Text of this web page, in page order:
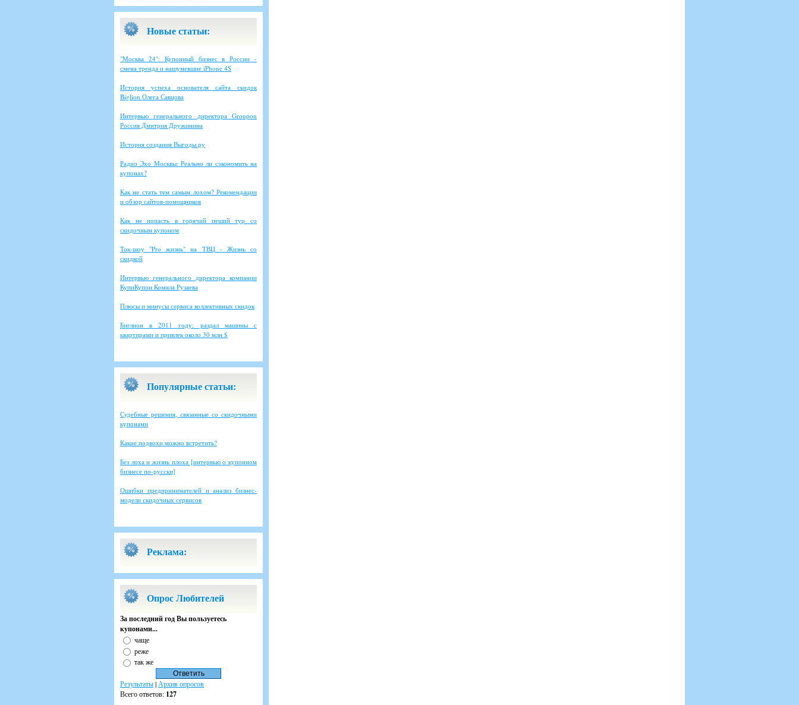
Новые статьи:
"Москва 24": Купонный бизнес в России -
смена тренда и нашумевшие iPhone 4S
История успеха основателя сайта скидок
Biglion Олега Савцова
Интервью генерального директора Groupon
Россия Дмитрия Дружинина
История создания Выгоды.ру
Радио Эхо Москвы: Реально ли сэкономить на
купонах?
Как не стать тем самым лохом? Рекомендации
и обзор сайтов-помощников
Как не попасть в горячий пеший тур со
скидочным купоном
Ток-шоу "Pro жизнь" на ТВЦ - Жизнь со
скидкой
Интервью генерального директора компании
КупиКупон Комила Рузаева
Плюсы и минусы сервиса коллективных скидок
Биглион в 2011 году: раздал машины с
квартирами и привлек около 30 млн $
Популярные статьи:
Судебные решения, связанные со скидочными
купонами
Какие подвохи можно встретить?
Без лоха и жизнь плоха [интервью о купонном
бизнесе по-русски]
Ошибки предпринимателей и анализ бизнес-
модели скидочных сервисов
Реклама:
Опрос Любителей
За последний год Вы пользуетесь
купонами...
чаще
реже
так же
Результаты| Архив опросов
Всего ответов: 127